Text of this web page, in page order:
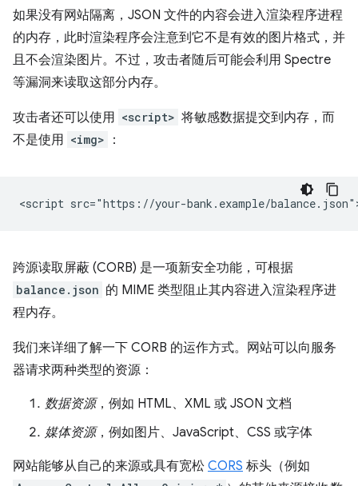
如果没有网站隔离，JSON 文件的内容会进入渲染程序进程
的内存，此时渲染程序会注意到它不是有效的图片格式，并
且不会渲染图片。不过，攻击者随后可能会利用 Spectre
等漏洞来读取这部分内存。
攻击者还可以使用 <script> 将敏感数据提交到内存，而
不是使用 <img> ：
跨源读取屏蔽 (CORB) 是一项新安全功能，可根据
balance.json 的 MIME 类型阻止其内容进入渲染程序进
程内存。
我们来详细了解一下 CORB 的运作方式。网站可以向服务
器请求两种类型的资源：
数据资源，例如 HTML、XML 或 JSON 文档
媒体资源，例如图片、JavaScript、CSS 或字体
网站能够从自己的来源或具有宽松 CORS 标头（例如